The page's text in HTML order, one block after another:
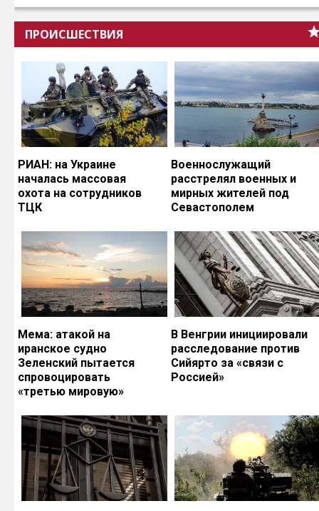
ПРОИСШЕСТВИЯ
РИАН: на Украине
началась массовая
охота на сотрудников
ТЦК
Военнослужащий
расстрелял военных и
мирных жителей под
Севастополем
Мема: атакой на
иранское судно
Зеленский пытается
спровоцировать
«третью мировую»
В Венгрии инициировали
расследование против
Сийярто за «связи с
Россией»